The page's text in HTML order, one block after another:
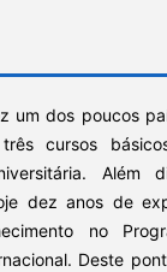
um dos poucos
cursos
Além
dez anos de
no
Deste